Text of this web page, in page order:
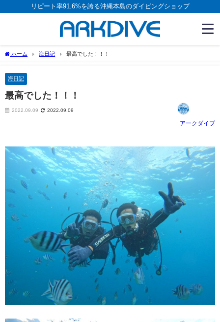
リピート率91.6%を誇る沖縄本島のダイビングショップ
ホーム 海日記 最高でした！！！
海日記
最高でした！！！
2022.09.09 2022.09.09
アークダイブ